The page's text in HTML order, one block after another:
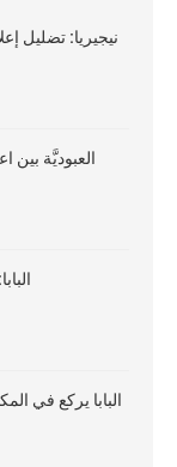
نيجيريا: تضليل
العبوديَّة بين
البابا يركع في